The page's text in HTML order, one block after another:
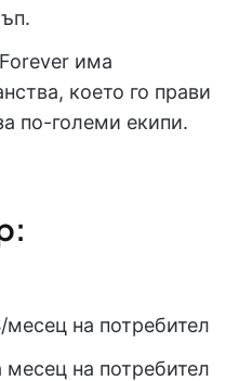
има
което го прави
по-големи екипи.
месец на потребител
месец на потребител